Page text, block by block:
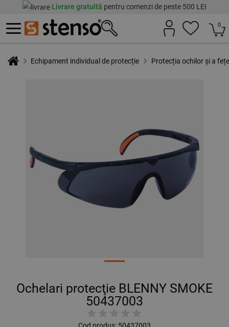
Livrare gratuită pentru comenzi de peste 500 LEI
0
Echipament individual de protecție Protecția ochilor și a
Ochelari protecţie BLENNY SMOKE
50437003